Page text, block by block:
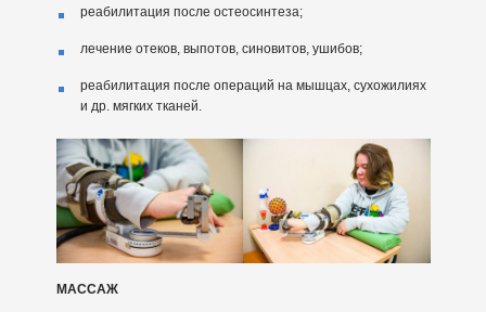
реабилитация после остеосинтеза;
лечение отеков, выпотов, синовитов, ушибов;
реабилитация после операций на мышцах, сухожилиях
и др. мягких тканей.
МАССАЖ